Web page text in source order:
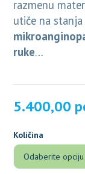
razmenu
utiče na
ruke…
5.400,00
Raspon
od
5.400,00
do
Količina